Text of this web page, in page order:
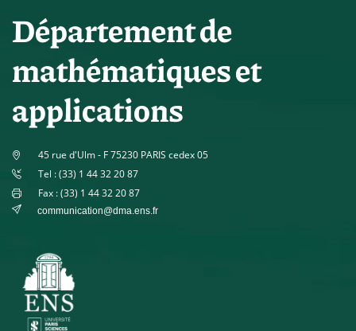
Département de
mathématiques et
applications
45 rue d'Ulm - F 75230 PARIS cedex 05
Tel : (33) 1 44 32 20 87
Fax : (33) 1 44 32 20 87
communication@dma.ens.fr